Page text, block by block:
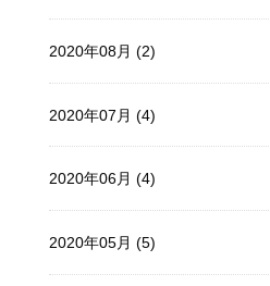
2020年08月 (2)
2020年07月 (4)
2020年06月 (4)
2020年05月 (5)